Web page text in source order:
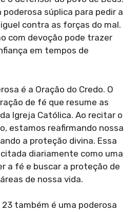
poderosa súplica para pedir a
contra as forças do mal.
com devoção pode trazer
em tempos de
é a Oração do Credo. O
de fé que resume as
Igreja Católica. Ao recitar o
estamos reafirmando nossa
a proteção divina. Essa
diariamente como uma
a fé e buscar a proteção de
de nossa vida.
23 também é uma poderosa